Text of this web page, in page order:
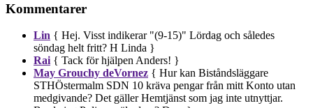
Kommentarer
Lin { Hej. Visst indikerar "(9-15)" Lördag och således
söndag helt fritt? H Linda }
Rai{ Tack för hjälpen Anders! }
May Grouchy deVornez { Hur kan Biståndsläggare
STHÖstermalm SDN 10 kräva pengar från mitt Konto utan
medgivande? Det gäller Hemtjänst som jag inte utnyttjar.